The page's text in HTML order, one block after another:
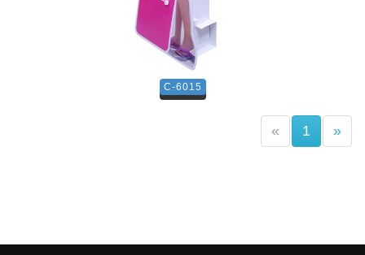
C-6015
« 1 (current)
»